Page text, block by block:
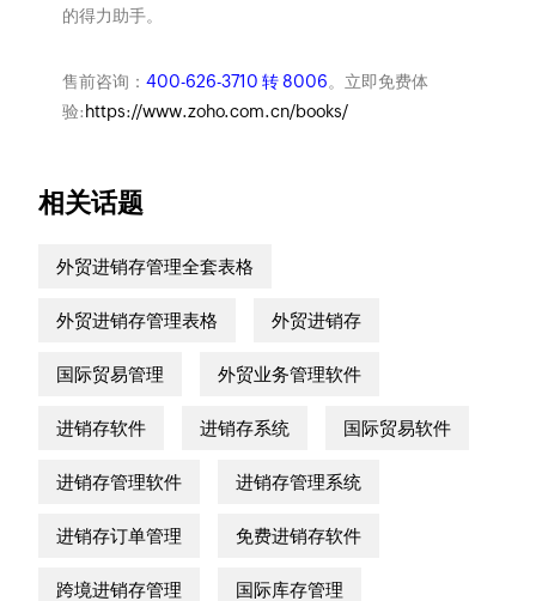
的得力助手。
售前咨询： 400-626-3710 转 8006。立即免费体
验: https://www.zoho.com.cn/books/
相关话题
外贸进销存管理全套表格
外贸进销存管理表格 外贸进销存
国际贸易管理 外贸业务管理软件
进销存软件 进销存系统 国际贸易软件
进销存管理软件 进销存管理系统
进销存订单管理 免费进销存软件
跨境进销存管理 国际库存管理